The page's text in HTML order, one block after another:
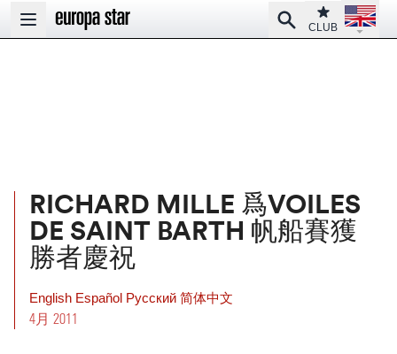
Open main menu
SearchClub
CLUB
Open
RICHARD MILLE 爲VOILES
DE SAINT BARTH 帆船賽獲
勝者慶祝
English Español Pусский 简体中文
4月 2011